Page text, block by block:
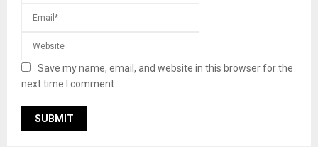
Save my name, email, and website in this browser for the
next time I comment.